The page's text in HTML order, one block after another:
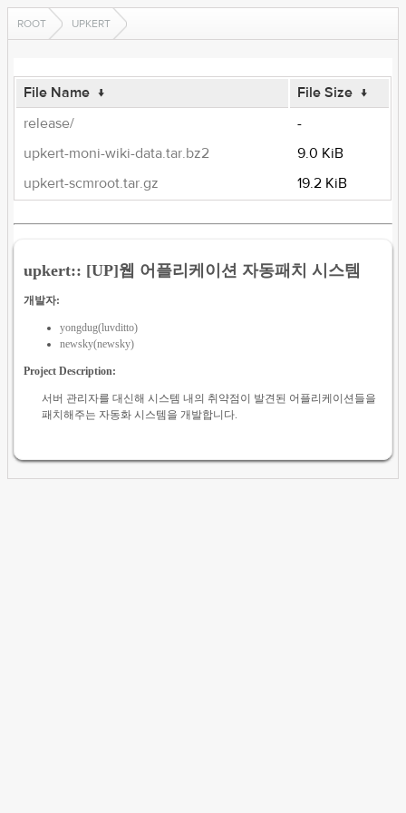
ROOT UPKERT
File Name ↓ File Size ↓
release/
-
upkert-moni-wiki-data.tar.bz2
9.0 KiB
upkert-scmroot.tar.gz
19.2 KiB
upkert:: [UP]웹 어플리케이션 자동패치 시스템
개발자:
yongdug(luvditto)
newsky(newsky)
Project Description:
서버 관리자를 대신해 시스템 내의 취약점이 발견된 어플리케이션들을
패치해주는 자동화 시스템을 개발합니다.